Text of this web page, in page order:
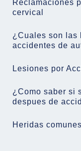
Reclamaciones
cervical
¿Cuales son las
accidentes de
Lesiones por
¿Como saber si
despues de
Heridas